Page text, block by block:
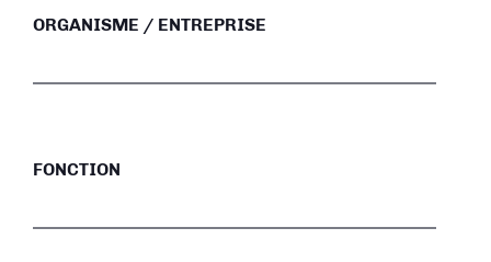
ORGANISME / ENTREPRISE
FONCTION